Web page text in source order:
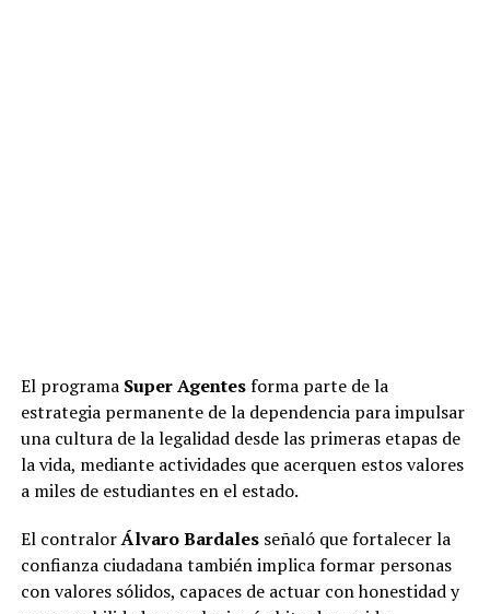
El programa Super Agentesforma parte de la
estrategia permanente de la dependencia para impulsar
una cultura de la legalidad desde las primeras etapas de
la vida, mediante actividades que acerquen estos valores
a miles de estudiantes en el estado.
El contralorÁlvaro Bardalesseñaló que fortalecer la
confianza ciudadana también implica formar personas
con valores sólidos, capaces de actuar con honestidad y